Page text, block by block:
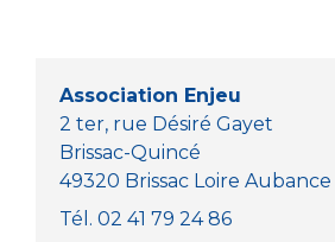
o
k
p er
Association Enjeu
2 ter, rue Désiré Gayet
Brissac-Quincé
49320 Brissac Loire Aubance
Tél. 02 41 79 24 86